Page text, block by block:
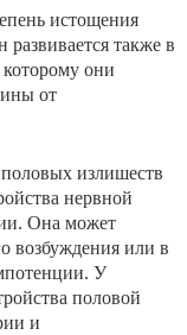
исто­щения
также в
которому они
от
излишеств
нервной
Она может
возбуждения или в
У
половой
и